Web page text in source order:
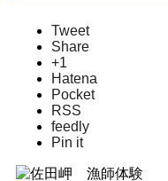
Tweet
Share
+1
Hatena
Pocket
RSS
feedly
Pin it